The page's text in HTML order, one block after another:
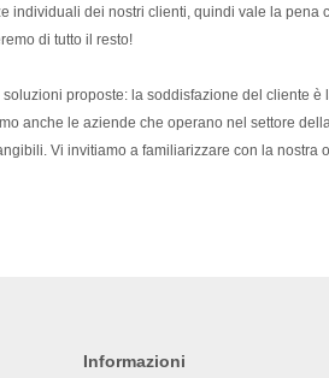
individuali dei nostri clienti, quindi vale la pena
di tutto il resto!
proposte: la soddisfazione del cliente è
anche le aziende che operano nel settore
Vi invitiamo a familiarizzare con la nostra
Informazioni